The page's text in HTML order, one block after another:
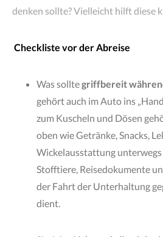
denken sollte? Vielleicht hilft diese
Checkliste vor der Abreise
Was solltegriffbereit
gehört auch im Auto ins
zum Kuscheln und Dösen
oben wie Getränke, Snacks,
Wickelausstattung
Stofftiere, Reisedokumente
der Fahrt der Unterhaltung
dient.